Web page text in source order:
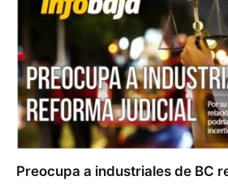
Preocupa a industriales de BC